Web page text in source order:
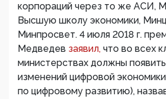
корпораций через то же АСИ,
Высшую школу экономики,
Минпросвет. 4 июля 2018 г.
Медведев заявил, что во всех
министерствах должны
изменений цифровой
по цифровому развитию),